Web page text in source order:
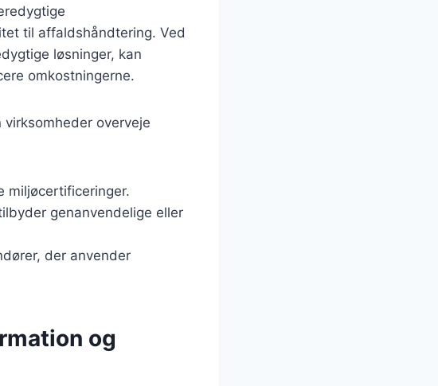
til affaldshåndtering. Ved
løsninger, kan
omkostningerne.
overveje
miljøcertificeringer.
genanvendelige eller
der anvender
og